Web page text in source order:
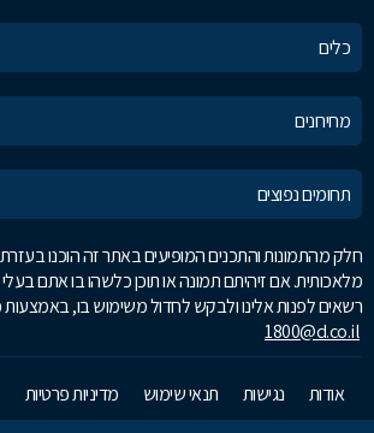
כלים
מחירונים
תחומים נפוצים
חלק מהתמונות והתכנים המופיעים באתר זה הוכנו
מלאכותית. אם זיהיתם תמונה או תוכן כלשהו בו אתם בעלי
רשאים לפנות אלינו ולבקש לחדול משימוש בו, באמצעות
1800@d.co.il
אודות נגישות תנאי שימוש מדיניות פרטיות